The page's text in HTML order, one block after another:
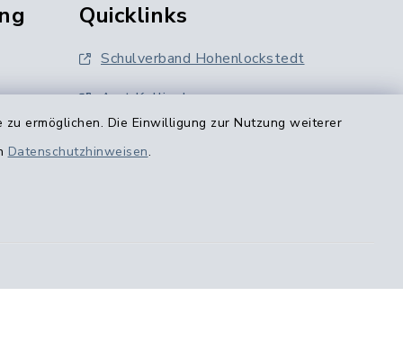
ermöglichen. Die Einwilligung zur Nutzung weiterer
Datenschutzhinweisen.
Quicklinks
Schulverband Hohenlockstedt
Amt Kellinghusen